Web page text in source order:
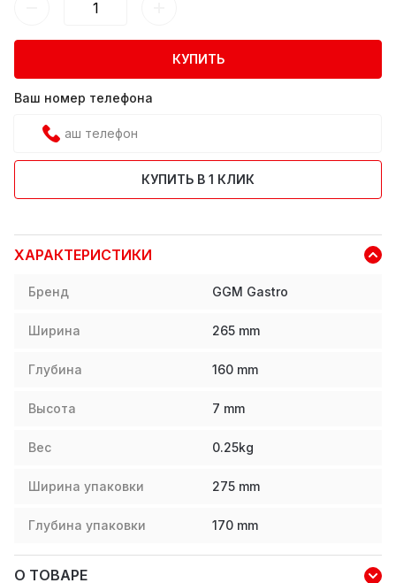
КУПИТЬ
Ваш номер телефона
КУПИТЬ В 1 КЛИК
ХАРАКТЕРИСТИКИ
Бренд GGM Gastro
Ширина 265 mm
Глубина 160 mm
Высота 7 mm
Вес 0.25kg
Ширина упаковки 275 mm
Глубина упаковки 170 mm
О ТОВАРЕ